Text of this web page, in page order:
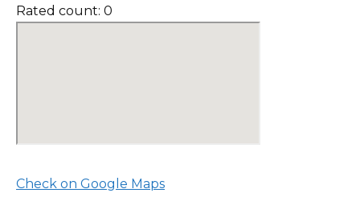
Rated count: 0
Check on Google Maps